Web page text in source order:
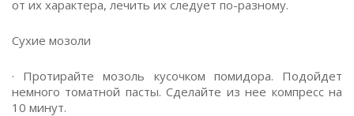
от их характера, лечить их следует по-разному.
Сухие мозоли
· Протирайте мозоль кусочком помидора. Подойдет
немного томатной пасты. Сделайте из нее компресс на
10 минут.